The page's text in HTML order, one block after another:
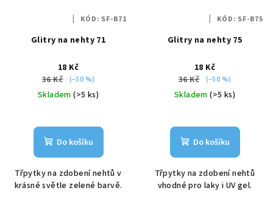
Glitry na nehty 71
18 Kč
36 Kč
(–50 %)
Skladem(>5 ks)
Do košíku
Třpytky na zdobení nehtů v
krásné světle zelené barvě.
KÓD: SF-B71
Glitry na nehty 75
18 Kč
36 Kč
(–50 %)
Skladem(>5 ks)
Do košíku
Třpytky na zdobení nehtů
vhodné pro laky i UV gel.
KÓD: SF-B75